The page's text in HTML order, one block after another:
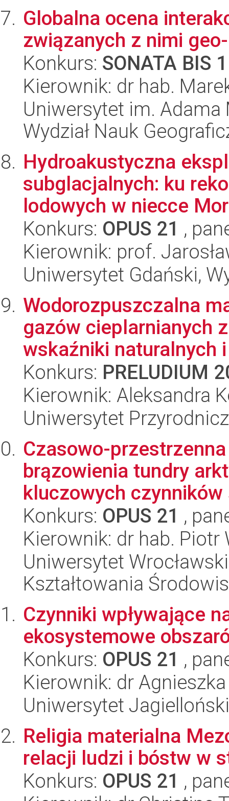
Globalna ocena
związanych z nimi
Konkurs: SONATA BIS
Kierownik: dr hab.
Uniwersytet im.
Wydział Nauk
Hydroakustyczna
subglacjalnych: ku
lodowych w niecce
Konkurs: OPUS 21 ,
Kierownik: prof.
Uniwersytet Gdański,
Wodorozpuszczalna
gazów cieplarnianych
wskaźniki naturalnych
Konkurs: PRELUDIUM
Kierownik: Aleksandra
Uniwersytet
Czasowo-
brązowienia tundry
kluczowych czynników
Konkurs: OPUS 21 ,
Kierownik: dr hab. Piotr
Uniwersytet
Kształtowania
Czynniki wpływające
ekosystemowe
Konkurs: OPUS 21 ,
Kierownik: dr
Uniwersytet
Religia materialna
relacji ludzi i bóstw w
Konkurs: OPUS 21 ,